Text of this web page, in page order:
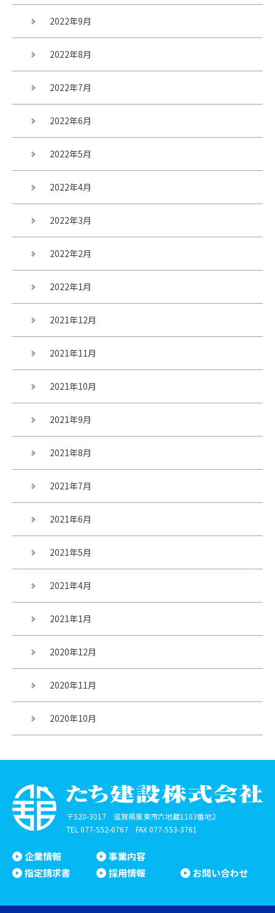
2022年9月
2022年8月
2022年7月
2022年6月
2022年5月
2022年4月
2022年3月
2022年2月
2022年1月
2021年12月
2021年11月
2021年10月
2021年9月
2021年8月
2021年7月
2021年6月
2021年5月
2021年4月
2021年1月
2020年12月
2020年11月
2020年10月
〒520-3017 滋賀県栗東市六地蔵1103番地2
TEL077-552-0767 FAX 077-553-3761
企業情報
事業内容
指定請求書
採用情報 お問い合わせ